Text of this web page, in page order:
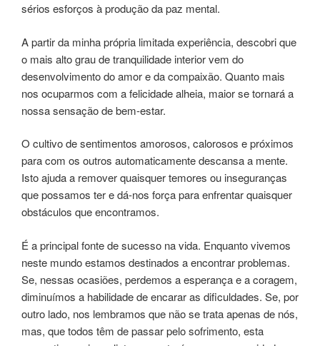
sérios esforços à produção da paz mental.
A partir da minha própria limitada experiência, descobri que
o mais alto grau de tranquilidade interior vem do
desenvolvimento do amor e da compaixão. Quanto mais
nos ocuparmos com a felicidade alheia, maior se tornará a
nossa sensação de bem-estar.
O cultivo de sentimentos amorosos, calorosos e próximos
para com os outros automaticamente descansa a mente.
Isto ajuda a remover quaisquer temores ou inseguranças
que possamos ter e dá-nos força para enfrentar quaisquer
obstáculos que encontramos.
É a principal fonte de sucesso na vida. Enquanto vivemos
neste mundo estamos destinados a encontrar problemas.
Se, nessas ocasiões, perdemos a esperança e a coragem,
diminuímos a habilidade de encarar as dificuldades. Se, por
outro lado, nos lembramos que não se trata apenas de nós,
mas, que todos têm de passar pelo sofrimento, esta